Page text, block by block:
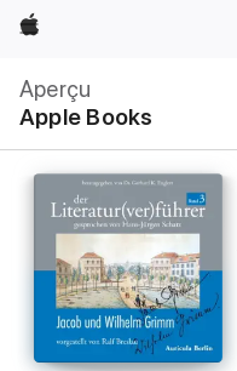
Apple
Aperçu
Apple Books
locale
Ouvrir
menu